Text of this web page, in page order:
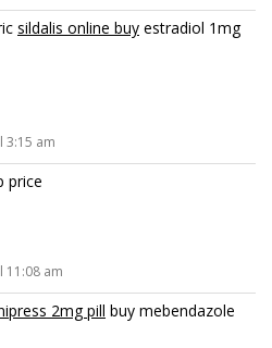
sildalis online buy estradiol 1mg
3:15 am
price
11:08 am
2mg pill buy mebendazole